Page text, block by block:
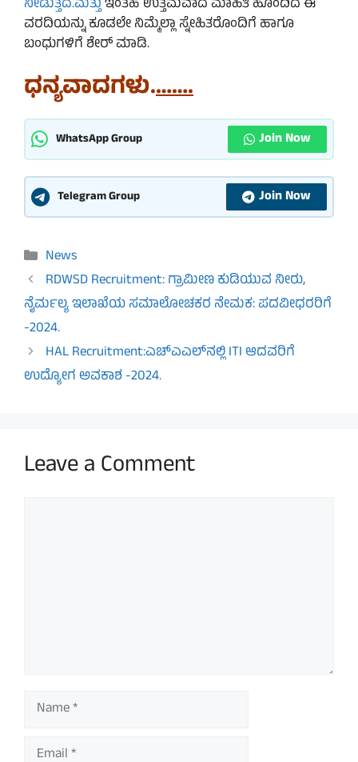
ನೀಡುತ್ತದೆ.ಮತ್ತುಇಂತಹ ಉತ್ತಮವಾದ ಮಾಹಿತಿ ಹೊಂದಿದ ಈ
ವರದಿಯನ್ನು ಕೂಡಲೇ ನಿಮ್ಮೆಲ್ಲಾ ಸ್ನೇಹಿತರೊಂದಿಗೆ ಹಾಗೂ
ಬಂಧುಗಳಿಗೆ ಶೇ‌ರ್ ಮಾಡಿ.
ಧನ್ಯವಾದಗಳು.…….
WhatsApp Group Join Now
Telegram Group Join Now
Categories
News
RDWSD Recruitment: ಗ್ರಾಮೀಣ ಕುಡಿಯುವ ನೀರು,
ನೈರ್ಮಲ್ಯ ಇಲಾಖೆಯ ಸಮಾಲೋಚಕರ ನೇಮಕ: ಪದವೀಧರರಿಗೆ
-2024.
HAL Recruitment:ಎಚ್​ಎಎಲ್​ನಲ್ಲಿ ITI ಆದವರಿಗೆ
ಉದ್ಯೋಗ ಅವಕಾಶ -2024.
Leave a Comment
Name
Email